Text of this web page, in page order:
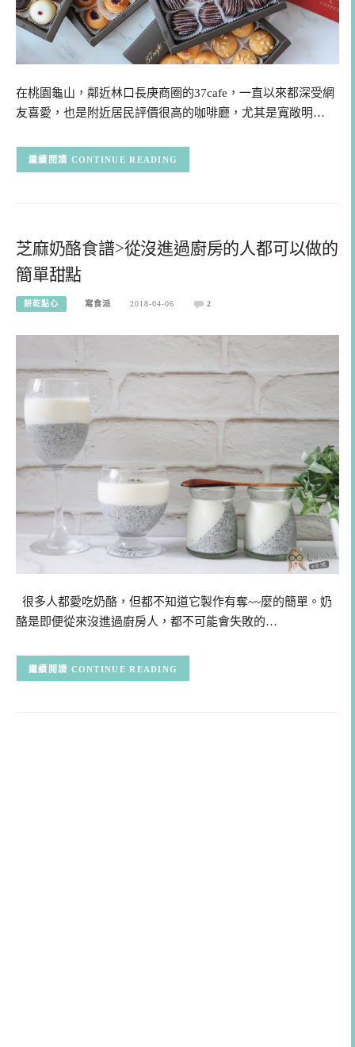
在桃園龜山，鄰近林口長庚商圈的37cafe，一直以來都深受網
友喜愛，也是附近居民評價很高的咖啡廳，尤其是寬敞明…
CONTINUE READING
芝麻奶酪食譜>從沒進過廚房的人都可以做的
簡單甜點
餅乾點心 寫食派 2018-04-06 2
很多人都愛吃奶酪，但都不知道它製作有奪~~麼的簡單。奶
酪是即便從來沒進過廚房人，都不可能會失敗的…
CONTINUE READING